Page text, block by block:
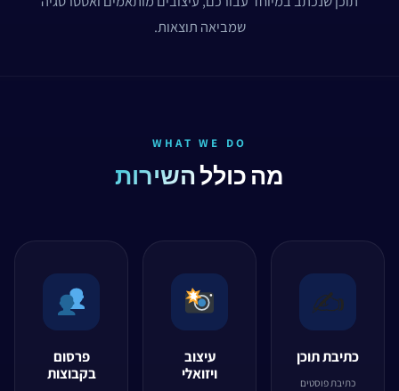
שמביאה תוצאות.
WHAT WE DO
מה כולל השירות
✍️
כתיבת תוכן
כתיבת פוסטים
עיצוב
ויזואלי
פרסום
בקבוצות